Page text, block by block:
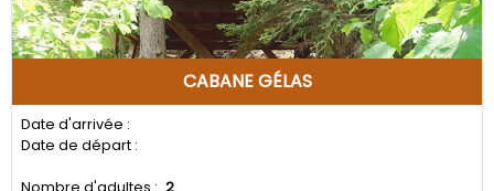
CABANE GÉLAS
Date d'arrivée :
Date de départ :